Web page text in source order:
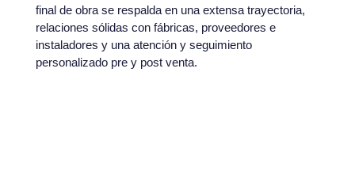
final de obra se respalda en una extensa trayectoria,
relaciones sólidas con fábricas, proveedores e
instaladores y una atención y seguimiento
personalizado pre y post venta.